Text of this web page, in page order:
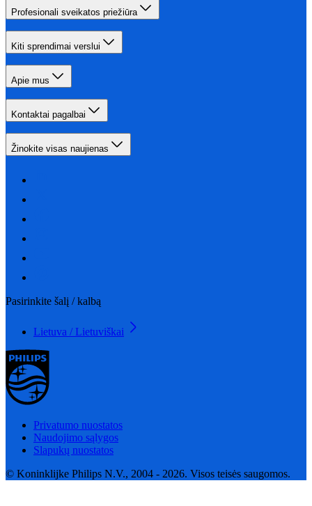
Profesionali sveikatos priežiūra
Kiti sprendimai verslui
Apie mus
Kontaktai pagalbai
Žinokite visas naujienas
Pasirinkite šalį / kalbą
Lietuva / Lietuviškai
Privatumo nuostatos
Naudojimo sąlygos
Slapukų nuostatos
© Koninklijke Philips N.V., 2004 - 2026. Visos teisės saugomos.